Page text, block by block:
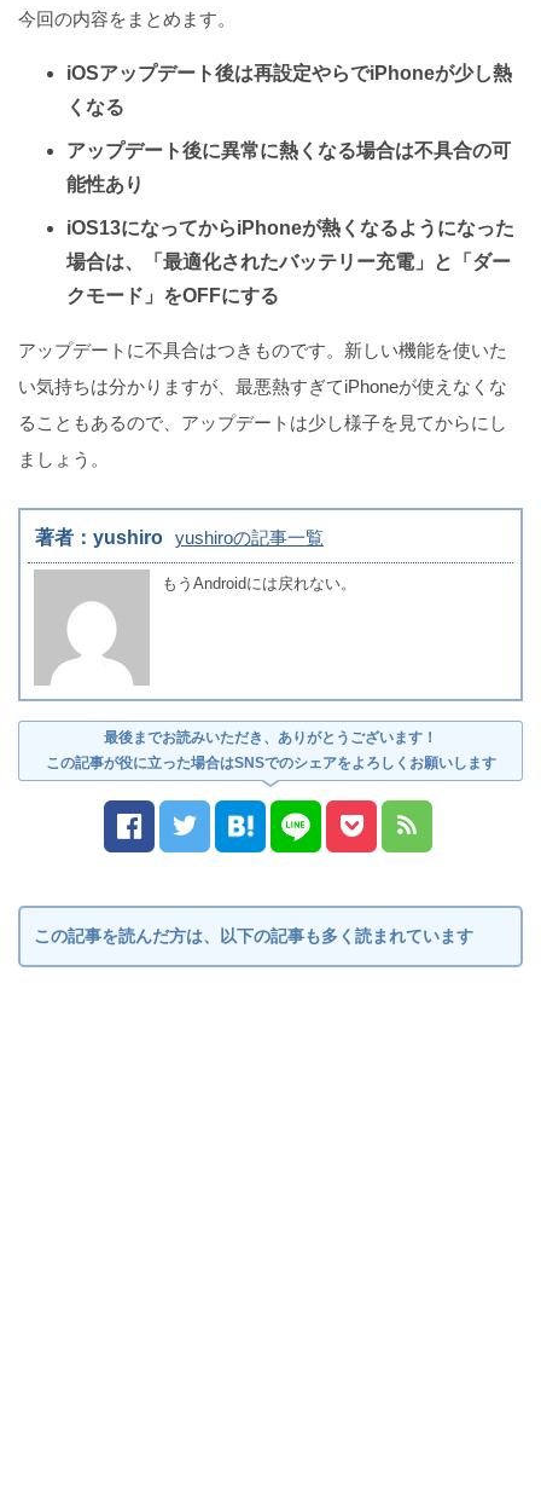
今回の内容をまとめます。
iOSアップデート後は再設定やらでiPhoneが少し熱
くなる
アップデート後に異常に熱くなる場合は不具合の可
能性あり
iOS13になってからiPhoneが熱くなるようになった
場合は、「最適化されたバッテリー充電」と「ダー
クモード」をOFFにする
アップデートに不具合はつきものです。新しい機能を使いた
い気持ちは分かりますが、最悪熱すぎてiPhoneが使えなくな
ることもあるので、アップデートは少し様子を見てからにし
ましょう。
著者：yushiro yushiroの記事一覧
もうAndroidには戻れない。
最後までお読みいただき、ありがとうございます！
この記事が役に立った場合はSNSでのシェアをよろしくお願いします
この記事を読んだ方は、以下の記事も多く読まれています